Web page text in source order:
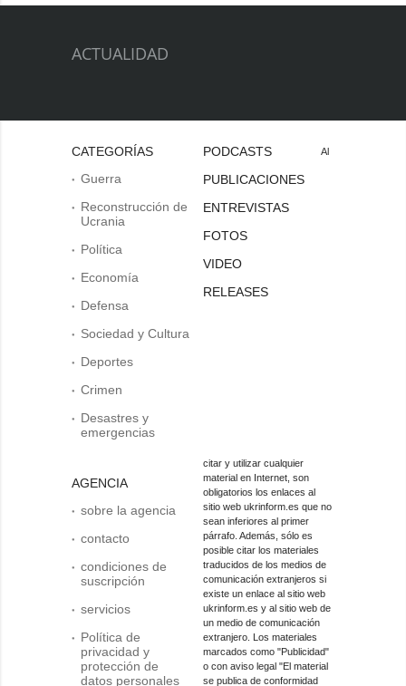
ACTUALIDAD
CATEGORÍAS
Guerra
Reconstrucción de
Ucrania
Política
Economía
Defensa
Sociedad y Cultura
Deportes
Crimen
Desastres y
emergencias
AGENCIA
sobre la agencia
contacto
condiciones de
suscripción
servicios
Política de
privacidad y
protección de
datos personales
PODCASTS
PUBLICACIONES
ENTREVISTAS
FOTOS
VIDEO
RELEASES
Al
citar y utilizar cualquier
material en Internet, son
obligatorios los enlaces al
sitio web ukrinform.es que no
sean inferiores al primer
párrafo. Además, sólo es
posible citar los materiales
traducidos de los medios de
comunicación extranjeros si
existe un enlace al sitio web
ukrinform.es y al sitio web de
un medio de comunicación
extranjero. Los materiales
marcados como "Publicidad"
o con aviso legal "El material
se publica de conformidad